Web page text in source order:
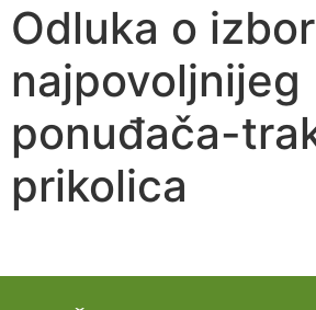
Odluka o
najpovoljnijeg
ponuđača-
prikolica